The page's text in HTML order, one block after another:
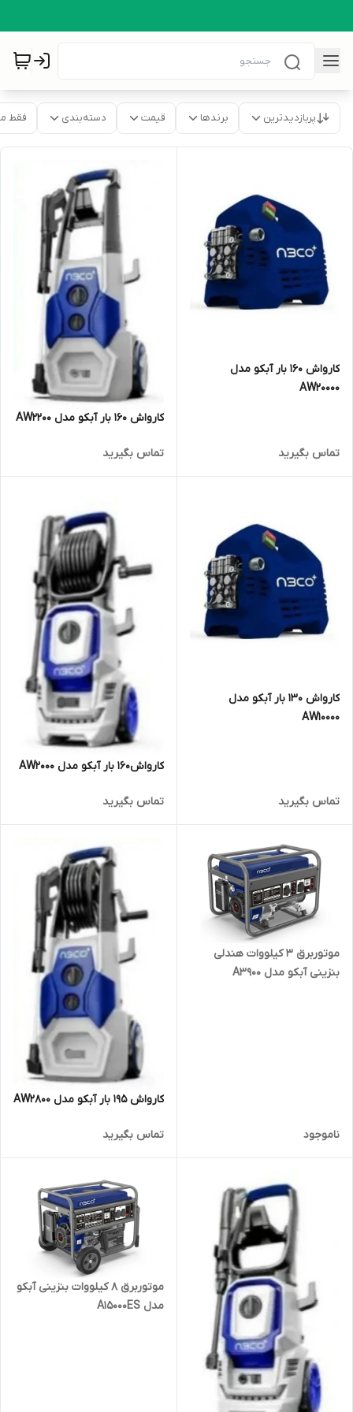
پربازدیدترین برندها قیمت دسته‌بندی فقط
کارواش 160 بار آبکو مدل
AW20000
تماس بگیرید
کارواش 160 بار آبکو مدل AW2200
تماس بگیرید
کارواش 130 بار آبکو مدل
AW10000
تماس بگیرید
کارواش160 بار آبکو مدل AW2000
تماس بگیرید
موتوربرق 3 کیلووات هندلی
بنزینی آبکو مدل A3900
ناموجود
کارواش 195 بار آبکو مدل AW2800
تماس بگیرید
موتوربرق 8 کیلووات بنزینی آبکو
مدل A15000ES